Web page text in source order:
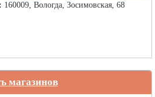
160009, Вологда, Зосимовская, 68
магазинов